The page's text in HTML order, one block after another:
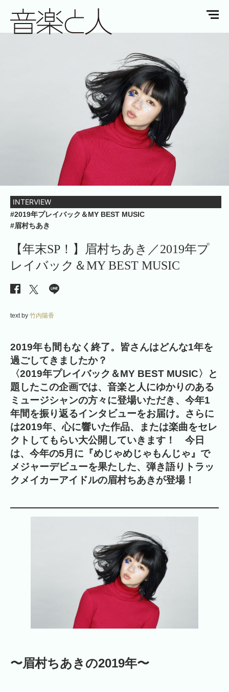
INTERVIEW
#2019年プレイバック＆MY BEST MUSIC
#眉村ちあき
【年末SP！】眉村ちあき／2019年プ
レイバック＆MY BEST MUSIC
text by 竹内陽香
2019年も間もなく終了。皆さんはどんな1年を
過ごしてきましたか？
〈2019年プレイバック＆MY BEST MUSIC〉と
題したこの企画では、音楽と人にゆかりのある
ミュージシャンの方々に登場いただき、今年1
年間を振り返るインタビューをお届け。さらに
は2019年、心に響いた作品、または楽曲をセレ
クトしてもらい大公開していきます！ 今日
は、今年の5月に『めじゃめじゃもんじゃ』で
メジャーデビューを果たした、弾き語りトラッ
クメイカーアイドルの眉村ちあきが登場！
〜眉村ちあきの2019年〜